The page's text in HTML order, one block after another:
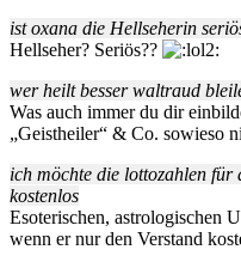
ist oxana die Hellseherin
Hellseher? Seriös??
wer heilt besser waltraud
Was auch immer du dir
„Geistheiler“ & Co. sowieso
ich möchte die lottozahlen
kostenlos
Esoterischen, astrologischen
wenn er nur den Verstand